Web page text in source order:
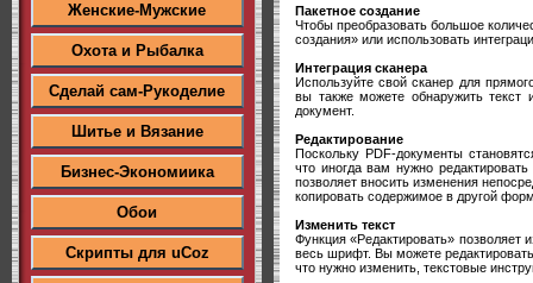
Женские-Мужские
Охота и Рыбалка
Сделай сам-Рукоделие
Шитье и Вязание
Бизнес-Экономиика
Обои
Скрипты для uCoz
Пакетное создание
Чтобы преобразовать большое
создания» или использовать
Интеграция сканера
Используйте свой сканер для
вы также можете обнаружить текст
документ.
Редактирование
Поскольку PDF-документы
что иногда вам нужно
позволяет вносить изменения
копировать содержимое в другой
Изменить текст
Функция «Редактировать» позволяет
весь шрифт. Вы можете редактировать
что нужно изменить, текстовые